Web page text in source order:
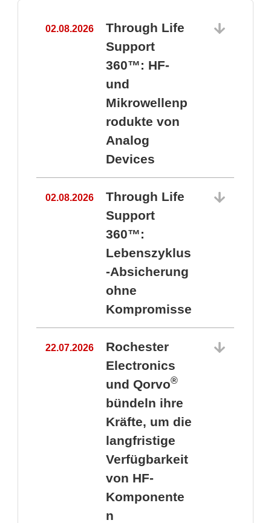
02.08.2026
Through Life
Support
360™: HF-
und
Mikrowellenp
rodukte von
Analog
Devices
02.08.2026
Through Life
Support
360™:
Lebenszyklus
-Absicherung
ohne
Kompromisse
22.07.2026
Rochester
Electronics
und Qorvo®
bündeln ihre
Kräfte, um die
langfristige
Verfügbarkeit
von HF-
Komponente
n